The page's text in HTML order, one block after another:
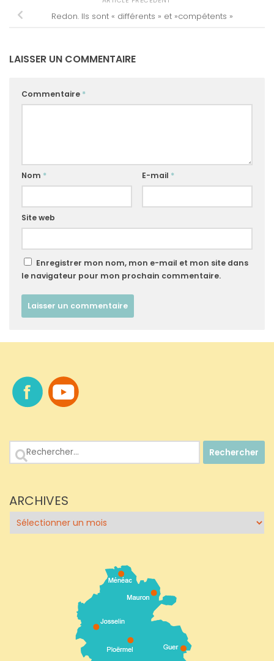
Redon. Ils sont « différents » et »compétents »
LAISSER UN COMMENTAIRE
Commentaire *
Nom * E-mail *
Site web
Enregistrer mon nom, mon e-mail et mon site dans
le navigateur pour mon prochain commentaire.
Rechercher :
ARCHIVES
Archives